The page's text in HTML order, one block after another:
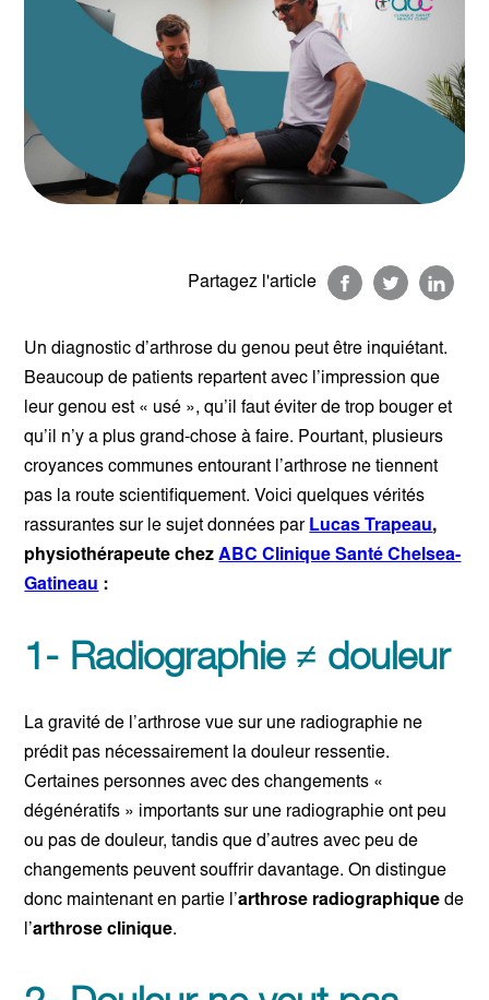
Partagez l'article
Un diagnostic d’arthrose du genou peut être inquiétant.
Beaucoup de patients repartent avec l’impression que
leur genou est « usé », qu’il faut éviter de trop bouger et
qu’il n’y a plus grand-chose à faire. Pourtant, plusieurs
croyances communes entourant l’arthrose ne tiennent
pas la route scientifiquement. Voici quelques vérités
rassurantes sur le sujet données par Lucas Trapeau,
physiothérapeute chezABC Clinique Santé Chelsea-
Gatineau :
1- Radiographie ≠ douleur
La gravité de l’arthrose vue sur une radiographie ne
prédit pas nécessairement la douleur ressentie.
Certaines personnes avec des changements «
dégénératifs » importants sur une radiographie ont peu
ou pas de douleur, tandis que d’autres avec peu de
changements peuvent souffrir davantage. On distingue
donc maintenant en partie l’arthrose radiographique de
l’arthrose clinique.